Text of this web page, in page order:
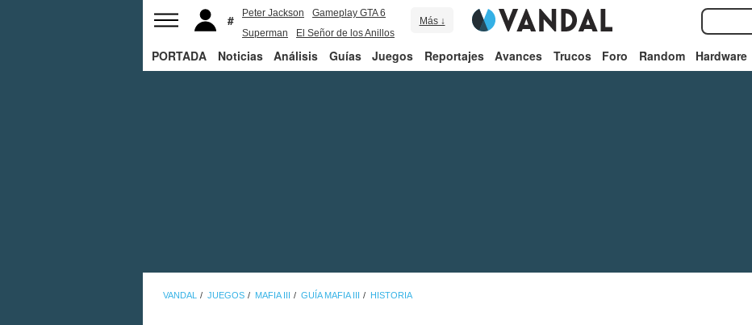
Peter Jackson
Gameplay GTA 6
Superman
El Señor de los Anillos
Más ↓
PORTADA Noticias Análisis Guías Juegos Reportajes Avances Trucos Foro Random Hardware
VANDAL JUEGOS MAFIA III GUÍA MAFIA III HISTORIA